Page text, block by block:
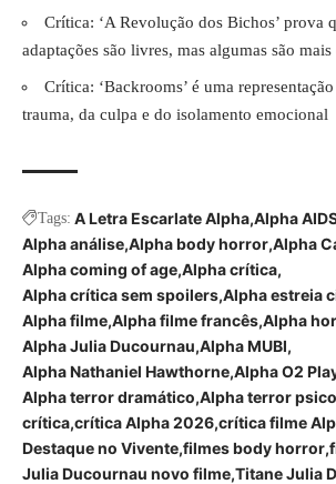
Crítica: ‘A Revolução dos Bichos’ prova
adaptações são livres, mas algumas são
Crítica: ‘Backrooms’ é uma
trauma, da culpa e do isolamento emocional
Tags: A Letra Escarlate Alpha Alpha
Alpha análise Alpha body horror Alpha
Alpha coming of age Alpha crítica
Alpha crítica sem spoilers Alpha estreia
Alpha filme Alpha filme francês Alpha
Alpha Julia Ducournau Alpha MUBI
Alpha Nathaniel Hawthorne Alpha O2
Alpha terror dramático Alpha terror
crítica crítica Alpha 2026 crítica filme
Destaque no Vivente filmes body horror
Julia Ducournau novo filme Titane Julia